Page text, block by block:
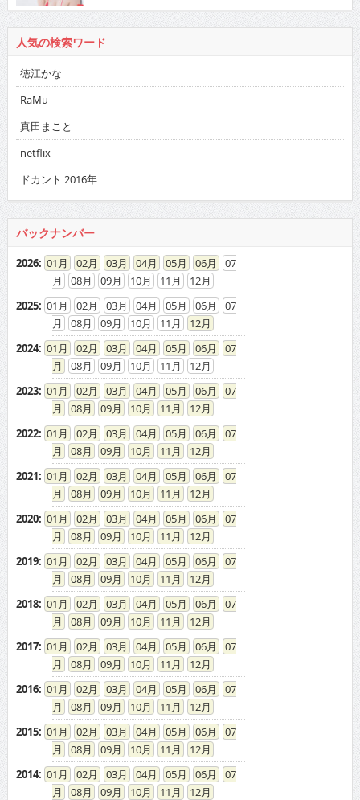
人気の検索ワード
徳江かな
RaMu
真田まこと
netflix
ドカント 2016年
バックナンバー
2026: 01 02 03 04 05 06
07
08
09 10 11
12
2025: 01 02 03 04 05 06
07
08
09 10 11
12
2024: 01 02 03 04 05 06
07
08
09 10 11
12
2023: 01 02 03 04 05 06
07
08
09 10 11
12
2022: 01 02 03 04 05 06
07
08
09 10 11
12
2021: 01 02 03 04 05 06
07
08
09 10 11
12
2020: 01 02 03 04 05 06
07
08
09 10 11
12
2019: 01 02 03 04 05 06
07
08
09 10 11
12
2018: 01 02 03 04 05 06
07
08
09 10 11
12
2017: 01 02 03 04 05 06
07
08
09 10 11
12
2016: 01 02 03 04 05 06
07
08
09 10 11
12
2015: 01 02 03 04 05 06
07
08
09 10 11
12
2014: 01 02 03 04 05 06
07
08
09 10 11
12